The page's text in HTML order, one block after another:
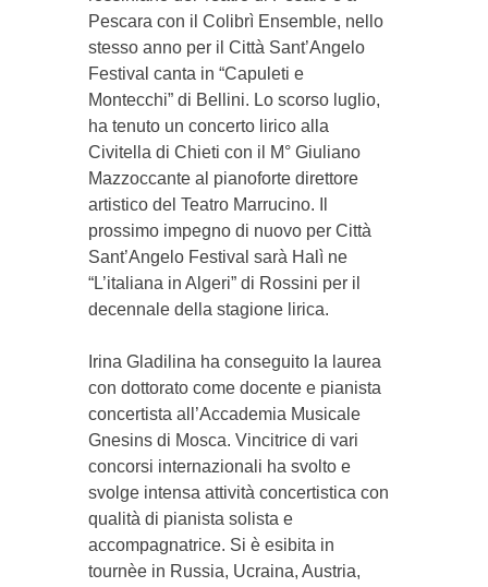
Pescara con il Colibrì Ensemble, nello
stesso anno per il Città Sant’Angelo
Festival canta in “Capuleti e
Montecchi” di Bellini. Lo scorso luglio,
ha tenuto un concerto lirico alla
Civitella di Chieti con il M° Giuliano
Mazzoccante al pianoforte direttore
artistico del Teatro Marrucino. Il
prossimo impegno di nuovo per Città
Sant’Angelo Festival sarà Halì ne
“L’italiana in Algeri” di Rossini per il
decennale della stagione lirica.
Irina Gladilina ha conseguito la laurea
con dottorato come docente e pianista
concertista all’Accademia Musicale
Gnesins di Mosca. Vincitrice di vari
concorsi internazionali ha svolto e
svolge intensa attività concertistica con
qualità di pianista solista e
accompagnatrice. Si è esibita in
tournèe in Russia, Ucraina, Austria,